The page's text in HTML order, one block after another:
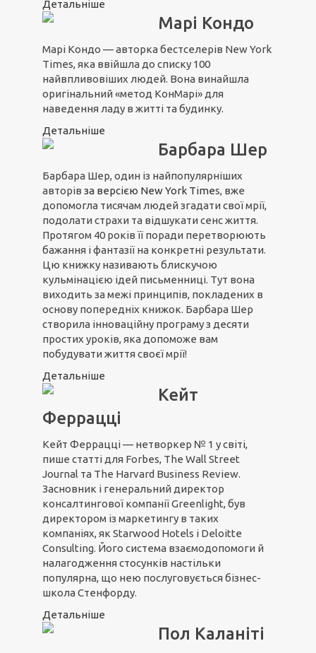
Детальніше
Марі Кондо
Марі Кондо — авторка бестселерів New York
Times, яка ввійшла до списку 100
найвпливовіших людей. Вона винайшла
оригінальний «метод КонМарі» для
наведення ладу в житті та будинку.
Детальніше
Барбара Шер
Барбара Шер, один із найпопулярніших
авторів за версією New York Times, вже
допомогла тисячам людей згадати свої мрії,
подолати страхи та відшукати сенс життя.
Протягом 40 років її поради перетворюють
бажання і фантазії на конкретні результати.
Цю книжку називають блискучою
кульмінацією ідей письменниці. Тут вона
виходить за межі принципів, покладених в
основу попередніх книжок. Барбара Шер
створила інноваційну програму з десяти
простих уроків, яка допоможе вам
побудувати життя своєї мрії!
Детальніше
Кейт
Феррацці
Кейт Феррацці — нетворкер № 1 у світі,
пише статті для Forbes, The Wall Street
Journal та The Harvard Business Review.
Засновник і генеральний директор
консалтингової компанії Greenlight, був
директором із маркетингу в таких
компаніях, як Starwood Hotels і Deloitte
Consulting. Його система взаємодопомоги й
налагодження стосунків настільки
популярна, що нею послуговується бізнес-
школа Стенфорду.
Детальніше
Пол Каланіті